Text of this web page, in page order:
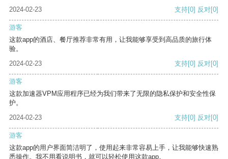
2024-02-23 支持[0] 反对[0]
游客
这款app的酒店、餐厅推荐非常有用，让我能够享受到高品质的旅行体
验。
2024-02-23
支持[0] 反对[0]
游客
这款加速器VPM应用程序已经为我们带来了无限的隐私保护和安全性保
护。
2024-02-23
支持[0] 反对[0]
游客
这款app的用户界面简洁明了，使用起来非常容易上手，让我能够快速熟
悉操作。我不用看说明书，就可以轻松使用这款app。